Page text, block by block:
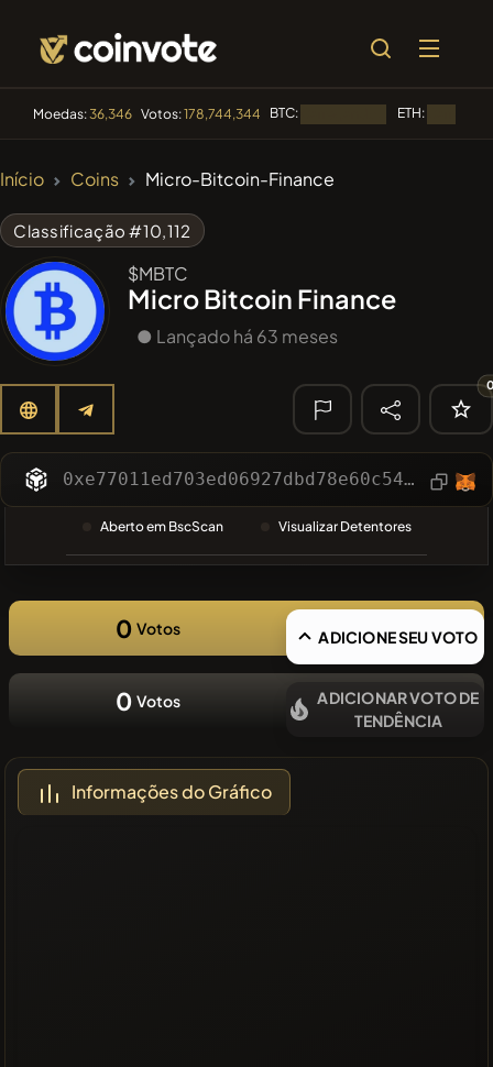
Moedas:36,346 Votos:178,744,344 BTC: ETH:
TENDÊNCIA
Algorithmic Trading
#1
🔎
RECENTE
❌Sem
recentes
Início Coins Micro-Bitcoin-Finance
Classificação #10,112
$MBTC
Micro Bitcoin Finance
● Lançado há 63 meses
0xe77011ed703ed06927dbd78e60c549bababf913e
Aberto em BscScan Visualizar Detentores
0 Votos ADICIONE SEU VOTO
0 Votos
ADICIONAR VOTO DE
TENDÊNCIA
Informações do Gráfico